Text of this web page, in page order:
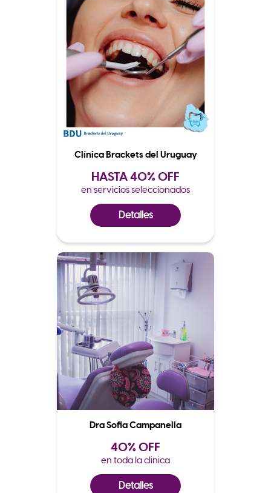
Clínica Brackets del Uruguay
HASTA 40% OFF
en servicios seleccionados
Detalles
Dra Sofia Campanella
40% OFF
en toda la clinica
Detalles